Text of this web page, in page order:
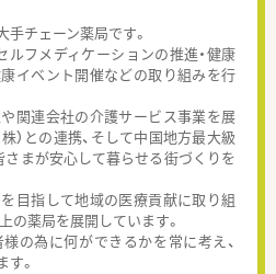
チェーン薬局です。
フメディケーションの推進・健康
イベント開催などの取り組みを行
関連会社の介護サービス事業を展
）との連携、そして中国地方最大級
さまが安心して暮らせる街づくりを
目指して地域の医療貢献に取り組
の薬局を展開しています。
の為に何ができるかを常に考え、
。